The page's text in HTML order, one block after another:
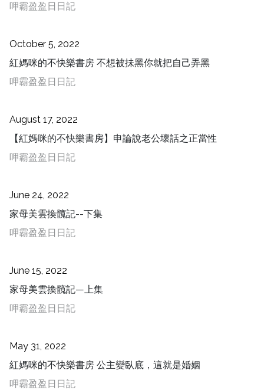
呷霸盈盈日日記
October 5, 2022
紅媽咪的不快樂書房 不想被抺黑你就把自己弄黑
呷霸盈盈日日記
August 17, 2022
【紅媽咪的不快樂書房】申論說老公壞話之正當性
呷霸盈盈日日記
June 24, 2022
家母美雲換髖記--下集
呷霸盈盈日日記
June 15, 2022
家母美雲換髖記—上集
呷霸盈盈日日記
May 31, 2022
紅媽咪的不快樂書房 公主變臥底，這就是婚姻
呷霸盈盈日日記